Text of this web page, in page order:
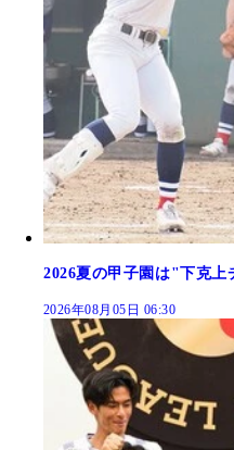
2026夏の甲子園は"下克上
2026年08月05日 06:30